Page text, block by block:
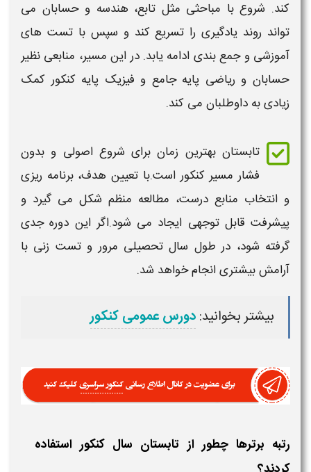
کند. شروعبا مباحثی مثل تابع، هندسه و حسابان می
تواند روند یادگیری را تسریع کند و سپس با تست های
آموزشی و جمع بندی ادامه یابد. در این مسیر، منابعی نظیر
حسابان و ریاضی پایه جامع و فیزیک پایه کنکور کمک
زیادی به داوطلبان می کند.
تابستانبهترین زمان برای شروعاصولی و بدون
فشار مسیر کنکوراست.با تعیین هدف،برنامه ریزی
و انتخاب منابع درست، مطالعه منظم شکل می گیرد و
پیشرفت قابل توجهی ایجاد می شود.اگر این دوره جدی
گرفته شود، در طول سال تحصیلی مرور و تست زنی با
آرامش بیشتری انجام خواهد شد.
بیشتر بخوانید:دورس عمومی کنکور
رتبه برترها چطور از تابستان سال کنکور استفاده